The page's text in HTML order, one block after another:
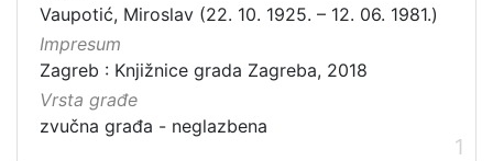
Vaupotić, Miroslav (22. 10. 1925. – 12. 06. 1981.)
Impresum
Zagreb : Knjižnice grada Zagreba, 2018
Vrsta građe
zvučna građa - neglazbena
1